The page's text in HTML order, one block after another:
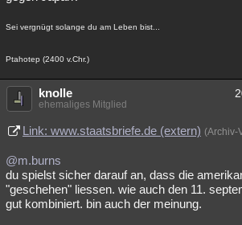
Sei vergnügt solange du am Leben bist...
Ptahotep (2400 v.Chr.)
knolle
ehemaliges Mitglied
Link: www.staatsbriefe.de (extern) (Archiv-
@m.burns
du spielst sicher darauf an, dass die
"geschehen" liessen. wie auch den 11.
gut kombiniert. bin auch der meinung.